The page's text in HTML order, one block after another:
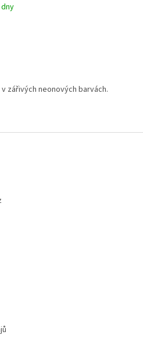
zářivých neonových barvách.